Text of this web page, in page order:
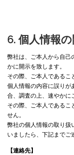
6. 個人情報
弊社は、ご本人から自己
かに開示を致します。
その際、ご本人であるこ
個人情報の内容に誤りが
合、調査の上、速やかに
その際、ご本人であるこ
せん。
弊社の個人情報の取り扱
いましたら、下記までご
【連絡先】